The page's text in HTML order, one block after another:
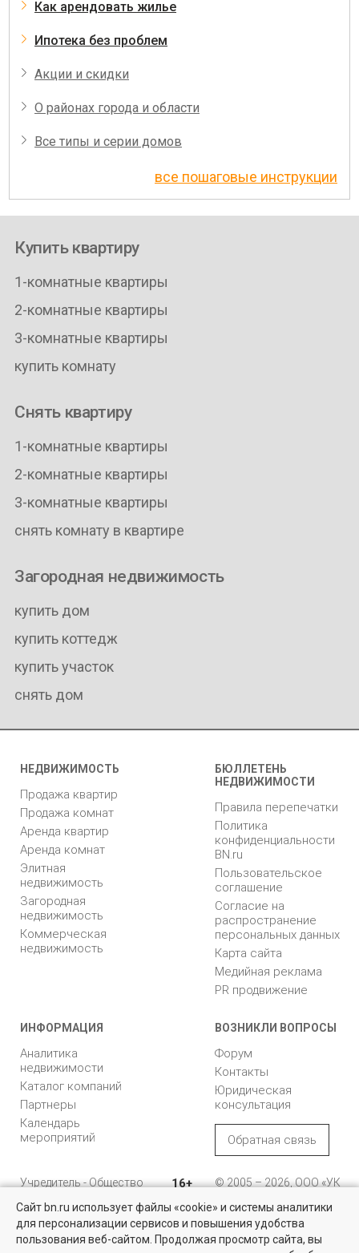
Квартиры на вторичном рынке
Более 10 тысяч квартир в Санкт-Петербурге и области от
Как арендовать жилье
Ипотека без проблем
Акции и скидки
О районах города и области
Все типы и серии домов
все пошаговые инструкции
Купить квартиру
1-комнатные квартиры
2-комнатные квартиры
3-комнатные квартиры
купить комнату
Снять квартиру
1-комнатные квартиры
2-комнатные квартиры
3-комнатные квартиры
снять комнату в квартире
Загородная недвижимость
купить дом
купить коттедж
купить участок
снять дом
НЕДВИЖИМОСТЬ
Продажа квартир
Продажа комнат
Аренда квартир
Аренда комнат
Элитная
недвижимость
Загородная
недвижимость
Коммерческая
недвижимость
БЮЛЛЕТЕНЬ
НЕДВИЖИМОСТИ
Правила перепечатки
Политика
конфиденциальности
BN.ru
Пользовательское
соглашение
Согласие на
распространение
персональных данных
Карта сайта
Медийная реклама
PR продвижение
ИНФОРМАЦИЯ
Аналитика
недвижимости
Каталог компаний
Партнеры
Календарь
мероприятий
ВОЗНИКЛИ ВОПРОСЫ
Форум
Контакты
Юридическая
консультация
Обратная связь
Учредитель - Общество
ответственностью
"Управляющая
компания "Бюллетень
недвижимости"
16+
© 2005 – 2026, ООО «УК
196105, Санкт-
Петербург, пр. Юрия
Гагарина, 1
Сайт bn.ru использует файлы «cookie» и системы аналитики
для персонализации сервисов и повышения удобства
пользования веб-сайтом. Продолжая просмотр сайта, вы